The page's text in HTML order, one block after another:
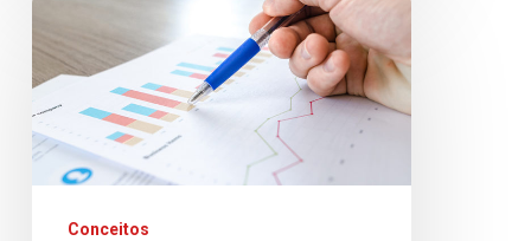
deve
funcionar
o
termômetro
Conceitos